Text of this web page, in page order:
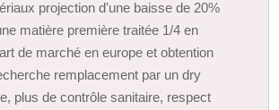
projection d'une baisse de 20%
matière première traitée 1/4 en
de marché en europe et obtention
remplacement par un dry
plus de contrôle sanitaire, respect